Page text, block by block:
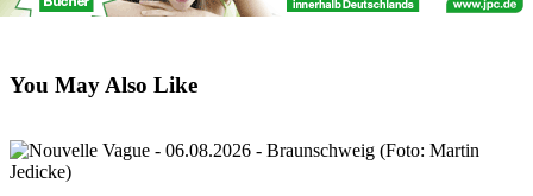
You May Also Like